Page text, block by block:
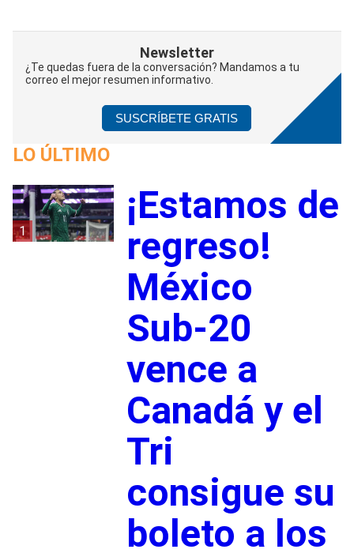
Newsletter
¿Te quedas fuera de la conversación? Mandamos a tu
correo el mejor resumen informativo.
SUSCRÍBETE GRATIS
LO ÚLTIMO
1
¡Estamos de
regreso!
México
Sub-20
vence a
Canadá y el
Tri
consigue su
boleto a los